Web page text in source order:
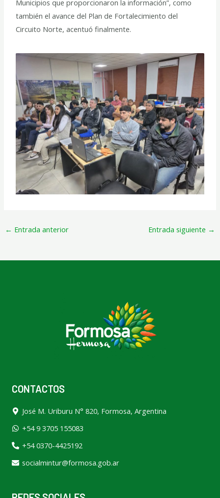
Municipios que proporcionaron la información”, como
también el avance del Plan de Fortalecimiento del
Circuito Norte, acentuó finalmente.
← Entrada anterior Entrada siguiente →
CONTACTOS
José M. Uriburu N° 820, Formosa, Argentina
+54 9 3705 155083
+54 0370-4425192
socialmintur@formosa.gob.ar